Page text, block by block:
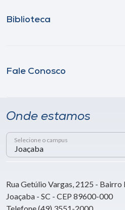
Biblioteca
Fale Conosco
Onde estamos
Selecione o campus
Rua Getúlio Vargas, 2125 - Bairro
Joaçaba - SC - CEP 89600-000